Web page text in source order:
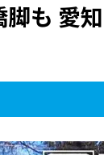
も 愛